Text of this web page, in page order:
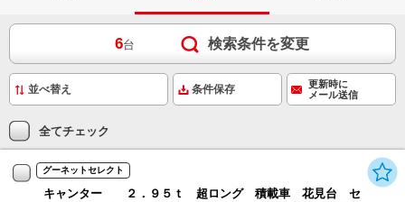
6台 検索条件を変更
条件保存
更新時に
メール送信
全てチェック
グーネットセレクト
キャンター ２．９５ｔ 超ロング 積載車 花見台 セ